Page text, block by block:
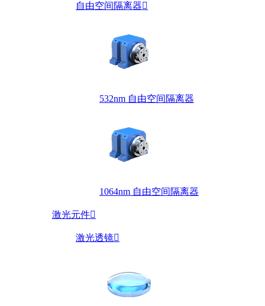
自由空间隔离器
532nm 自由空间隔离器
1064nm 自由空间隔离器
激光元件
激光透镜